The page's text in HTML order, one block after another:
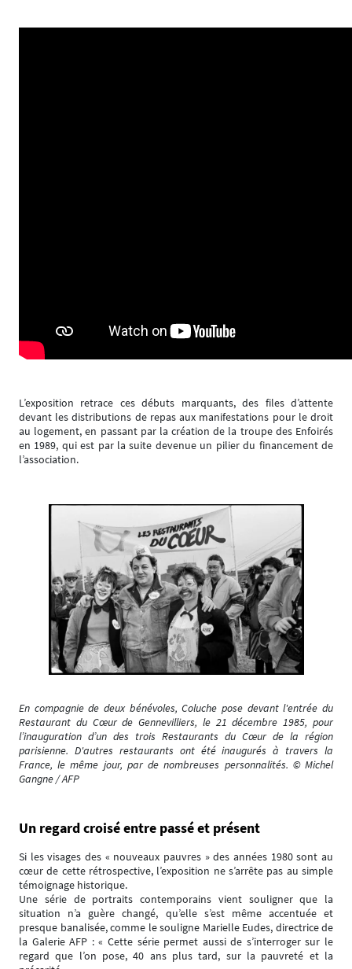
L’exposition retrace ces débuts marquants, des files d’attente
devant les distributions de repas aux manifestations pour le droit
au logement, en passant par la création de la troupe des Enfoirés
en 1989, qui est par la suite devenue un pilier du financement de
l’association.
En compagnie de deux bénévoles, Coluche pose devant l'entrée du
Restaurant du Cœur de Gennevilliers, le 21 décembre 1985, pour
l’inauguration d’un des trois Restaurants du Cœur de la région
parisienne. D'autres restaurants ont été inaugurés à travers la
France, le même jour, par de nombreuses personnalités. © Michel
Gangne / AFP
Un regard croisé entre passé et présent
Si les visages des « nouveaux pauvres » des années 1980 sont au
cœur de cette rétrospective, l’exposition ne s’arrête pas au simple
témoignage historique.
Une série de portraits contemporains vient souligner que la
situation n’a guère changé, qu’elle s’est même accentuée et
presque banalisée, comme le souligne Marielle Eudes, directrice de
la Galerie AFP : « Cette série permet aussi de s’interroger sur le
regard que l’on pose, 40 ans plus tard, sur la pauvreté et la